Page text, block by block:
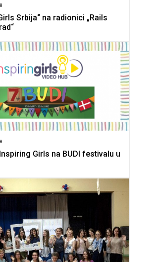
Srbija“ na radionici „Rails
Girls na BUDI festivalu u